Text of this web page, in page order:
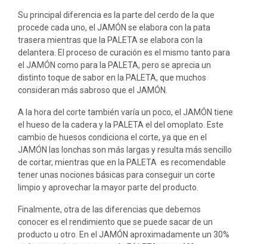
Su principal diferencia es la parte del cerdo de la que
procede cada uno, el JAMÓN se elabora con la pata
trasera mientras que la PALETA se elabora con la
delantera. El proceso de curación es el mismo tanto para
el JAMÓN como para la PALETA, pero se aprecia un
distinto toque de sabor en la PALETA, que muchos
consideran más sabroso que el JAMÓN.
A la hora del corte también varía un poco, el JAMÓN tiene
el hueso de la cadera y la PALETA el del omoplato. Este
cambio de huesos condiciona el corte, ya que en el
JAMÓN las lonchas son más largas y resulta más sencillo
de cortar, mientras que en la PALETA es recomendable
tener unas nociones básicas para conseguir un corte
limpio y aprovechar la mayor parte del producto.
Finalmente, otra de las diferencias que debemos
conocer es el rendimiento que se puede sacar de un
producto u otro. En el JAMÓN aproximadamente un 30%